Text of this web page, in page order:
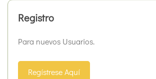
Registro
Para nuevos Usuarios.
Regístrese Aquí